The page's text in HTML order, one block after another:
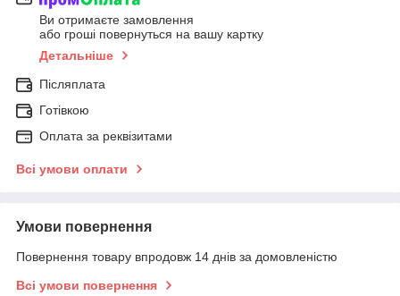
Ви отримаєте замовлення
або гроші повернуться на вашу картку
Детальніше
Післяплата
Готівкою
Оплата за реквізитами
Всі умови оплати
Умови повернення
Повернення товару впродовж 14 днів за домовленістю
Всі умови повернення